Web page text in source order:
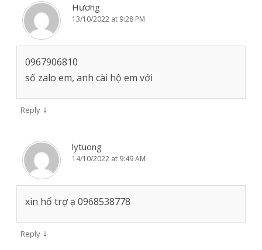
Hương
13/10/2022 at 9:28 PM
0967906810
số zalo em, anh cài hộ em với
Reply ↓
lytuong
14/10/2022 at 9:49 AM
xin hổ trợ ạ 0968538778
Reply ↓